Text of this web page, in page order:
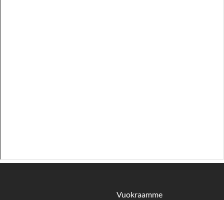
Vuokraamme